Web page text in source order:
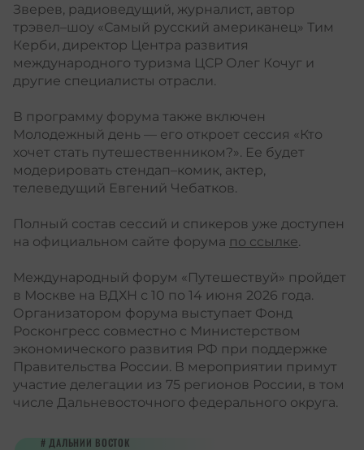
Зверев, радиоведущий, журналист, автор
трэвел–шоу «Самый русский американец» Тим
Керби, директор Центра развития
международного туризма ЦСР Олег Кочуг и
другие специалисты отрасли.
В программу форума также включен
Молодежный день — его откроет сессия «Кто
хочет стать путешественником?». Ее будет
модерировать стендап–комик, актер,
телеведущий Евгений Чебатков.
Полный состав сессий и спикеров уже доступен
на официальном сайте форума по ссылке.
Международный форум «Путешествуй» пройдет
в Москве на ВДХН с 10 по 14 июня 2026 года.
Организатором форума выступает Фонд
Росконгресс совместно с Министерством
экономического развития РФ при поддержке
Правительства России. В мероприятии примут
участие делегации из 75 регионов России, в том
числе Дальневосточного федерального округа.
ДАЛЬНИЙ ВОСТОК